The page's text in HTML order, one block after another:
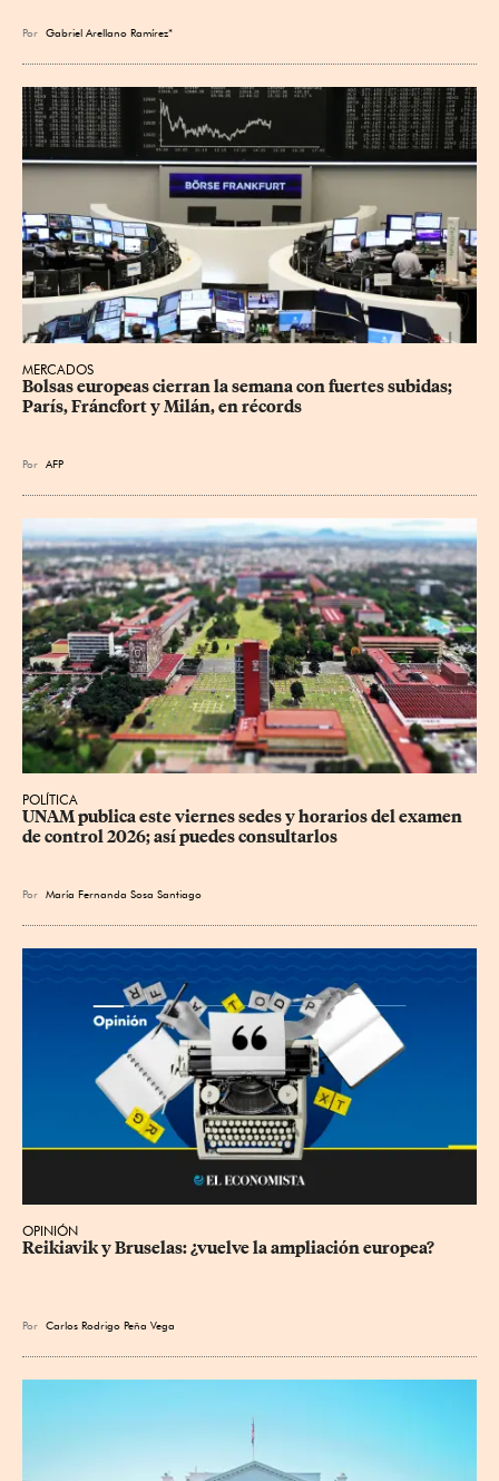
Por Gabriel Arellano Ramírez*
MERCADOS
Bolsas europeas cierran la semana con fuertes subidas;
París, Fráncfort y Milán, en récords
Por AFP
POLÍTICA
UNAM publica este viernes sedes y horarios del examen
de control 2026; así puedes consultarlos
Por María Fernanda Sosa Santiago
OPINIÓN
Reikiavik y Bruselas: ¿vuelve la ampliación europea?
Por Carlos Rodrigo Peña Vega